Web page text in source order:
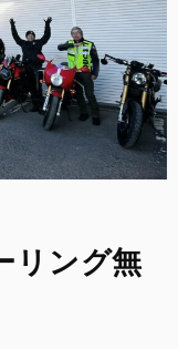
リング無